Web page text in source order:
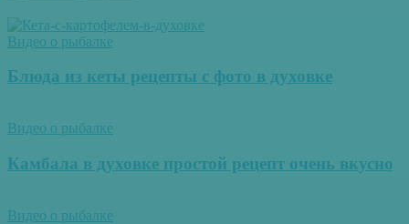
Видео о рыбалке
Блюда из кеты рецепты с фото в духовке
Видео о рыбалке
Камбала в духовке простой рецепт очень вкусно
Видео о рыбалке